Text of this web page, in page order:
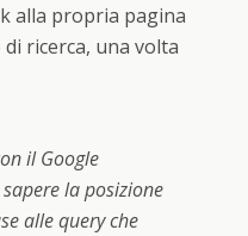
alla propria pagina
ricerca, una volta
il Google
la posizione
alle query che